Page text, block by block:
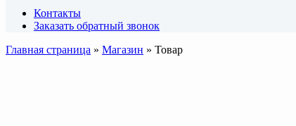
Контакты
Заказать обратный звонок
Главная страница » Магазин » Товар